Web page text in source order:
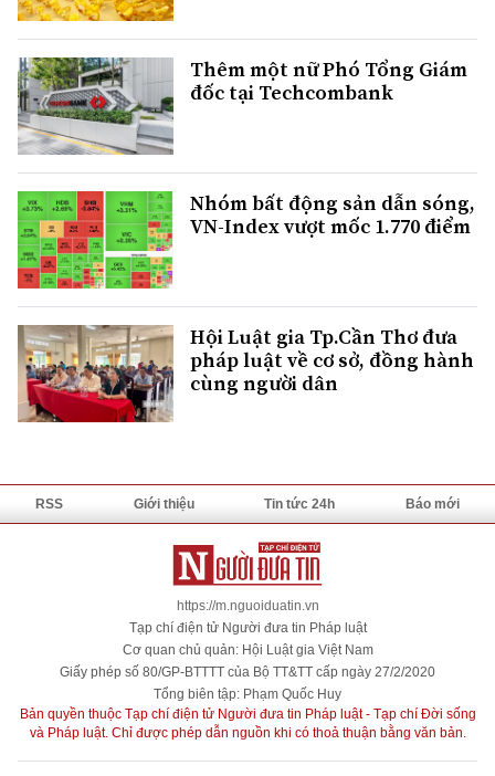
Thêm một nữ Phó Tổng Giám
đốc tại Techcombank
Nhóm bất động sản dẫn sóng,
VN-Index vượt mốc 1.770 điểm
Hội Luật gia Tp.Cần Thơ đưa
pháp luật về cơ sở, đồng hành
cùng người dân
RSS Giới thiệu Tin tức 24h Báo mới
https://m.nguoiduatin.vn
Tạp chí điện tử Người đưa tin Pháp luật
Cơ quan chủ quản: Hội Luật gia Việt Nam
Giấy phép số 80/GP-BTTTT của Bộ TT&TT cấp ngày 27/2/2020
Tổng biên tập: Phạm Quốc Huy
Bản quyền thuộc Tạp chí điện tử Người đưa tin Pháp luật - Tạp chí Đời sống
và Pháp luật. Chỉ được phép dẫn nguồn khi có thoả thuận bằng văn bản.